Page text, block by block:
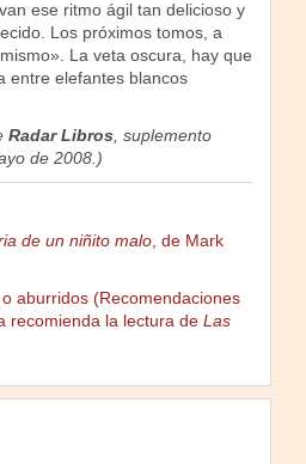
ese ritmo ágil tan delicioso y
Los próximos tomos, a
La veta oscura, hay que
entre elefantes blancos
Radar Libros, suplemento
de 2008.)
de un niñito malo, de Mark
aburridos (Recomendaciones
recomienda la lectura de Las